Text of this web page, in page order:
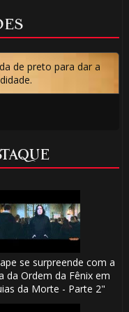
de preto para dar a
se surpreende com a
da Ordem da Fênix em
da Morte - Parte 2"